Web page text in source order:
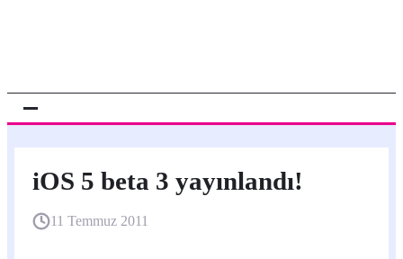
iOS 5 beta 3 yayınlandı!
11 Temmuz 2011